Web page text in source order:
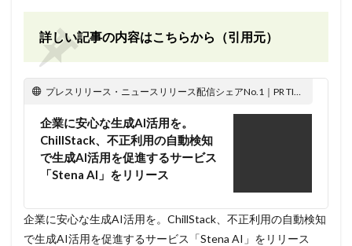
詳しい記事の内容はこちらから（引用元）
プレスリリース・ニュースリリース配信シェアNo.1｜PR TIMES
企業に安心な生成AI活用を。
ChillStack、不正利用の自動検知
で生成AI活用を促進するサービス
「Stena AI」をリリース
企業に安心な生成AI活用を。ChillStack、不正利用の自動検知
で生成AI活用を促進するサービス「Stena AI」をリリース